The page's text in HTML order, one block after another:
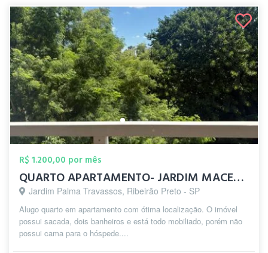
R$ 1.200,00 por mês
QUARTO APARTAMENTO- JARDIM MACEDO RP
Jardim Palma Travassos, Ribeirão Preto - SP
Alugo quarto em apartamento com ótima localização. O imóvel
possui sacada, dois banheiros e está todo mobiliado, porém não
possui cama para o hóspede....